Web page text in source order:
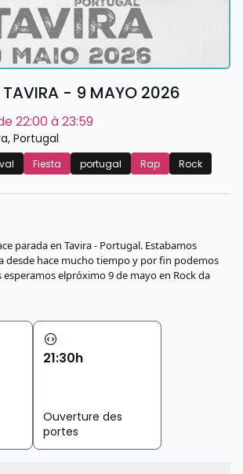
TAVIRA - 9 MAYO 2026
22:00 à 23:59
, Portugal
Fiesta portugal Rap Rock
parada en Tavira - Portugal. Estabamos
desde hace mucho tiempo y por fin podemos
elpróximo 9 de mayo en Rock da
21:30h
Ouverture des
portes